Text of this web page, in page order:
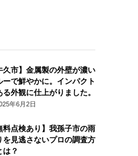
久市】金属製の外壁が濃い
ーで鮮やかに。インパクト
る外観に仕上がりました。
年6月2日
料点検あり】我孫子市の雨
を見逃さないプロの調査方
は？